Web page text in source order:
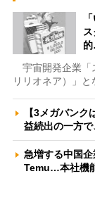
宇宙開発企業「
リリオネア）」
【3メガバン
益続出の一方
急増する中国
Temu…本社機